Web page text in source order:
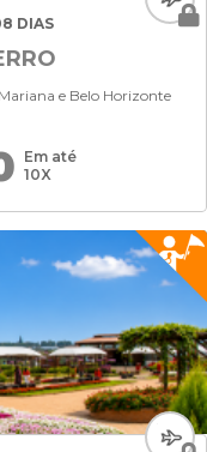
DIAS
e Belo Horizonte
Em até
10X